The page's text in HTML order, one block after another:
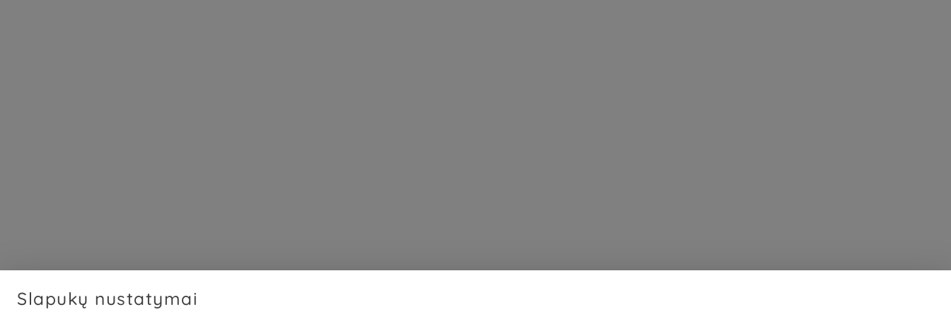
Slapukų nustatymai